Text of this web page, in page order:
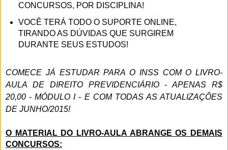
CONCURSOS, POR DISCIPLINA!
VOCÊ TERÁ TODO O SUPORTE ONLINE,
TIRANDO AS DÚVIDAS QUE SURGIREM
DURANTE SEUS ESTUDOS!
COMECE JÁ ESTUDAR PARA O INSS COM O LIVRO-
AULA DE DIREITO PREVIDENCIÁRIO - APENAS R$
20,00 - MÓDULO I - E COM TODAS AS ATUALIZAÇÕES
DE JUNHO/2015!
O MATERIAL DO LIVRO-AULA ABRANGE OS DEMAIS
CONCURSOS: